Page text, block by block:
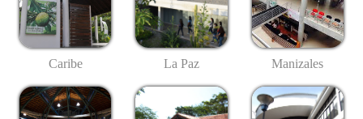
Caribe La Paz Manizales